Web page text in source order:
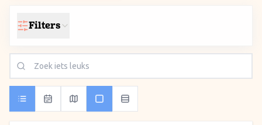
Filters